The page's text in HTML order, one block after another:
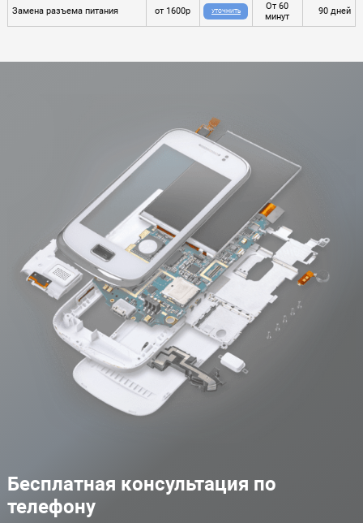
Замена разъема питания от 1600р УТОЧНИТЬ
От 60
минут
90 дней
Бесплатная консультация по
телефону